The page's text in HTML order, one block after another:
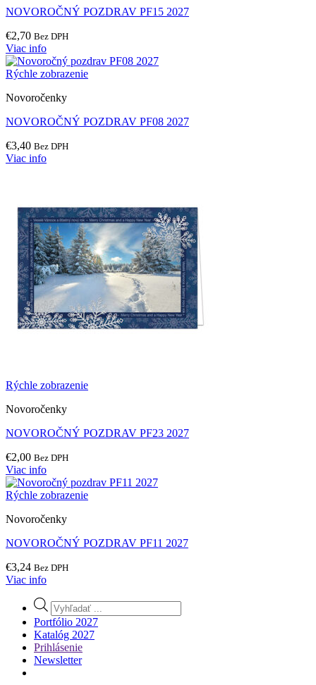
NOVOROČNÝ POZDRAV PF15 2027
€2,70 Bez DPH
Viac info
Rýchle zobrazenie
Novoročenky
NOVOROČNÝ POZDRAV PF08 2027
€3,40 Bez DPH
Viac info
Rýchle zobrazenie
Novoročenky
NOVOROČNÝ POZDRAV PF23 2027
€2,00 Bez DPH
Viac info
Rýchle zobrazenie
Novoročenky
NOVOROČNÝ POZDRAV PF11 2027
€3,24 Bez DPH
Viac info
Products
search
Portfólio 2027
Katalóg 2027
Prihlásenie
Newsletter